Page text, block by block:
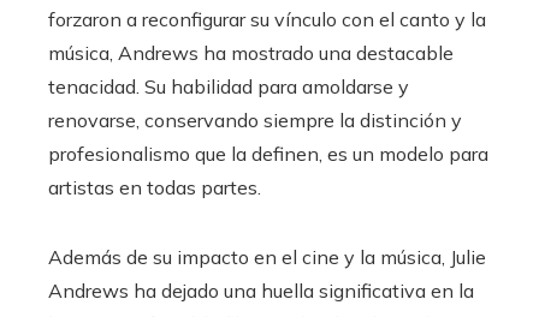
forzaron a reconfigurar su vínculo con el canto y la
música, Andrews ha mostrado una destacable
tenacidad. Su habilidad para amoldarse y
renovarse, conservando siempre la distinción y
profesionalismo que la definen, es un modelo para
artistas en todas partes.
Además de su impacto en el cine y la música, Julie
Andrews ha dejado una huella significativa en la